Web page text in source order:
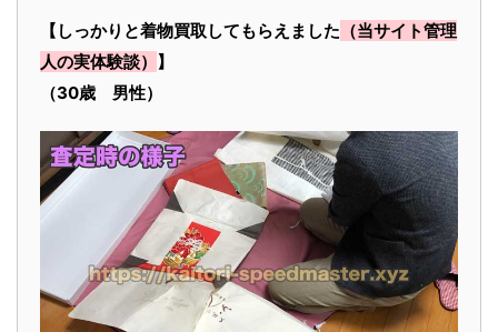
【しっかりと着物買取してもらえました （当サイト管理
人の実体験談） 】
（30歳 男性）